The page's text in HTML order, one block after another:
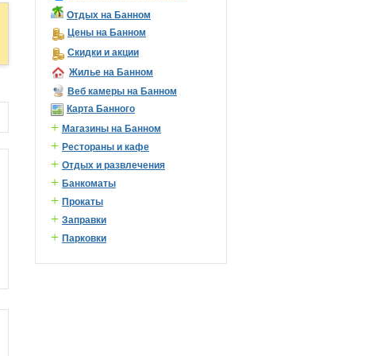
Отдых на Банном
Цены на Банном
Скидки и акции
Жилье на Банном
Веб камеры на Банном
Карта Банного
+ Магазины на Банном
+ Рестораны и кафе
+ Отдых и развлечения
+ Банкоматы
+ Прокаты
+ Заправки
+ Парковки